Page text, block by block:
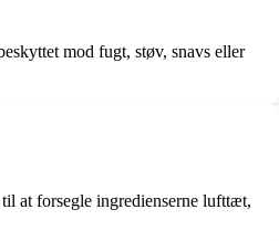
mod fugt, støv, snavs eller
at forsegle ingredienserne lufttæt,